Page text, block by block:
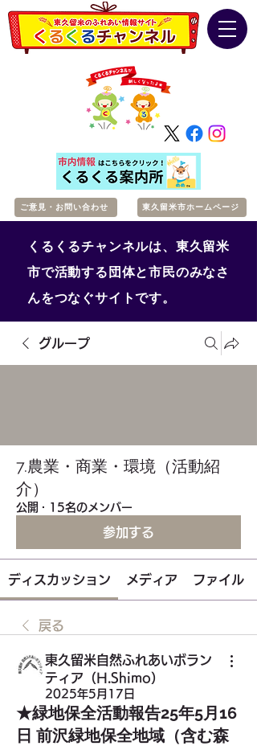
ご意見・お問い合わせ 東久留米市ホームページ
くるくるチャンネルは、東久留米
市で活動する団体と市民のみなさ
んをつなぐサイトです。
グループ
7.農業・商業・環境（活動紹
介）
公開 · 15名のメンバー
参加する
ディスカッション メディア ファイル
戻る
東久留米自然ふれあいボラン
ティア（H.Shimo）
2025年5月17日
★緑地保全活動報告25年5月16
日 前沢緑地保全地域（含む森